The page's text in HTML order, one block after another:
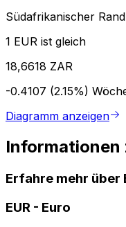
Südafrikanischer Rand
1 EUR ist gleich
18,6618 ZAR
-0.4107 (2.15%)
Diagramm anzeigen
Informationen
Erfahre mehr über
EUR - Euro